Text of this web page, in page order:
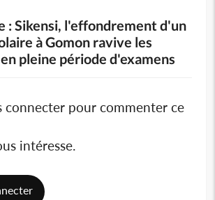
: Sikensi, l'effondrement d'un
à Gomon ravive les
pleine période d'examens
connecter pour commenter ce
intéresse.